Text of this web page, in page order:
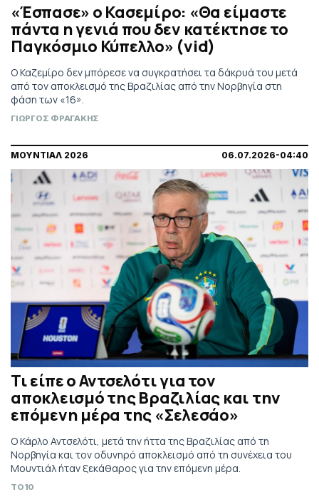
«Έσπασε» ο Κασεμίρο: «Θα είμαστε
πάντα η γενιά που δεν κατέκτησε το
Παγκόσμιο Κύπελλο» (vid)
Ο Καζεμίρο δεν μπόρεσε να συγκρατήσει τα δάκρυά του μετά
από τον αποκλεισμό της Βραζιλίας από την Νορβηγία στη
φάση των «16».
ΓΙΩΡΓΟΣ ΦΡΑΓΑΚΗΣ
ΜΟΥΝΤΙΑΛ 2026 06.07.2026-04:40
Τι είπε ο Αντσελότι για τον
αποκλεισμό της Βραζιλίας και την
επόμενη μέρα της «Σελεσάο»
Ο Κάρλο Αντσελότι, μετά την ήττα της Βραζιλίας από τη
Νορβηγία και τον οδυνηρό αποκλεισμό από τη συνέχεια του
Μουντιάλ ήταν ξεκάθαρος για την επόμενη μέρα.
TO10